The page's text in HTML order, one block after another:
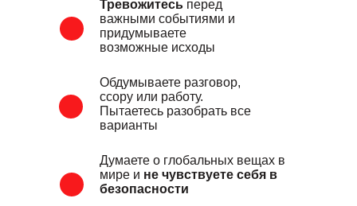
Тревожитесь перед
важными событиями и
придумываете
возможные исходы
Обдумываете разговор,
ссору или работу.
Пытаетесь разобрать все
варианты
Думаете о глобальных вещах в
мире и не чувствуете себя в
безопасности